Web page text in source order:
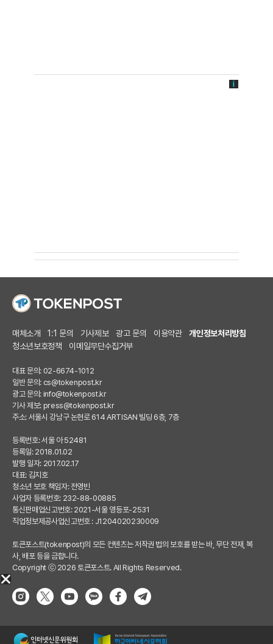
매체소개 1:1 문의 기사제보 광고 문의 이용약관
개인정보처리방침
청소년보호정책
이메일무단수집거부
대표 문의: 02-6674-1012
일반 문의: cs@tokenpost.kr
광고 문의: info@tokenpost.kr
기사 제보: press@tokenpost.kr
주소: 서울시 강남구 논현로 614 ARTISAN 빌딩 6층, 7층
등록번호: 서울 아 52481
등록일: 2018.01.02
발행 일자: 2017.02.17
대표: 김지호
청소년 보호 책임자: 전영빈
사업자 등록번호: 232-88-00885
통신판매업신고번호: 2021-서울 영등포-2531
직업정보제공사업신고번호 : J1204020230009
토큰포스트(tokenpost)의 모든 컨텐츠는 저작권 법의 보호를 받는 바, 무단 전재, 복
사, 배포 등을 금합니다.
Copyright ⓒ 2026 토큰포스트. All Rights Reserved.